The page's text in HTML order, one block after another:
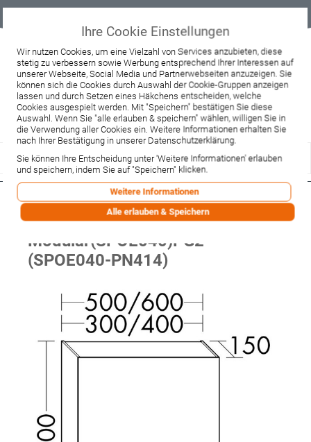
Beratung & Verkauf
+49 37467 66944
Montag - Freitag:
10:00 - 12:00 Uhr
13:00 - 16:00 Uhr
Samstag:
9:00 - 12:00 Uhr
Lieferzeitanfrage Widerruf
Burgbad rl40 Room Light
Spiegelschrank
Modular(SPOE040)PG2
(SPOE040-PN414)
Ihre Cookie Einstellungen
Wir nutzen Cookies, um eine Vielzahl von Services anzubieten, diese
stetig zu verbessern sowie Werbung entsprechend Ihrer Interessen auf
unserer Webseite, Social Media und Partnerwebseiten anzuzeigen. Sie
können sich die Cookies durch Auswahl der Cookie-Gruppen anzeigen
lassen und durch Setzen eines Häkchens entscheiden, welche
Cookies ausgespielt werden. Mit "Speichern" bestätigen Sie diese
Auswahl. Wenn Sie "alle erlauben & speichern" wählen, willigen Sie in
die Verwendung aller Cookies ein. Weitere Informationen erhalten Sie
nach Ihrer Bestätigung in unserer Datenschutzerklärung.
Sie können Ihre Entscheidung unter 'Weitere Informationen' erlauben
und speichern, indem Sie auf "Speichern" klicken.
Weitere Informationen
Alle erlauben & Speichern